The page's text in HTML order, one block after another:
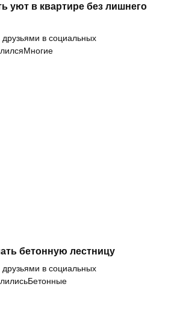
уют в квартире без лишнего
друзьями в социальных
бетонную лестницу
друзьями в социальных